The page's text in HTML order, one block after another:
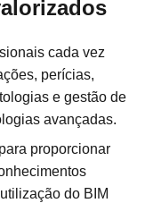
cada vez
perícias,
e gestão de
avançadas.
proporcionar
do BIM